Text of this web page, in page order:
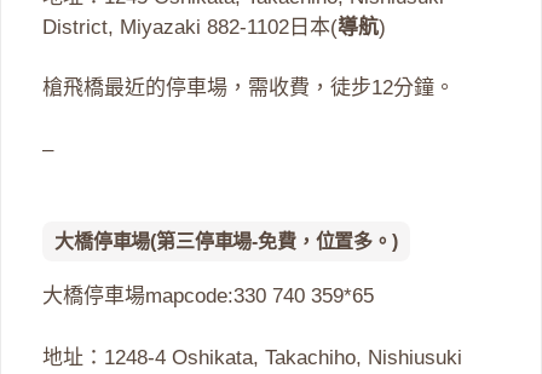
District, Miyazaki 882-1102日本(導航)
槍飛橋最近的停車場，需收費，徒步12分鐘。
–
大橋停車場(第三停車場-免費，位置多。)
大橋停車場mapcode:330 740 359*65
地址：1248-4 Oshikata, Takachiho, Nishiusuki